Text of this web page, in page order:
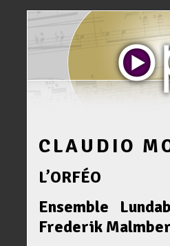
CLAUDIO
L’ORFÉO
Ensemble
Frederik